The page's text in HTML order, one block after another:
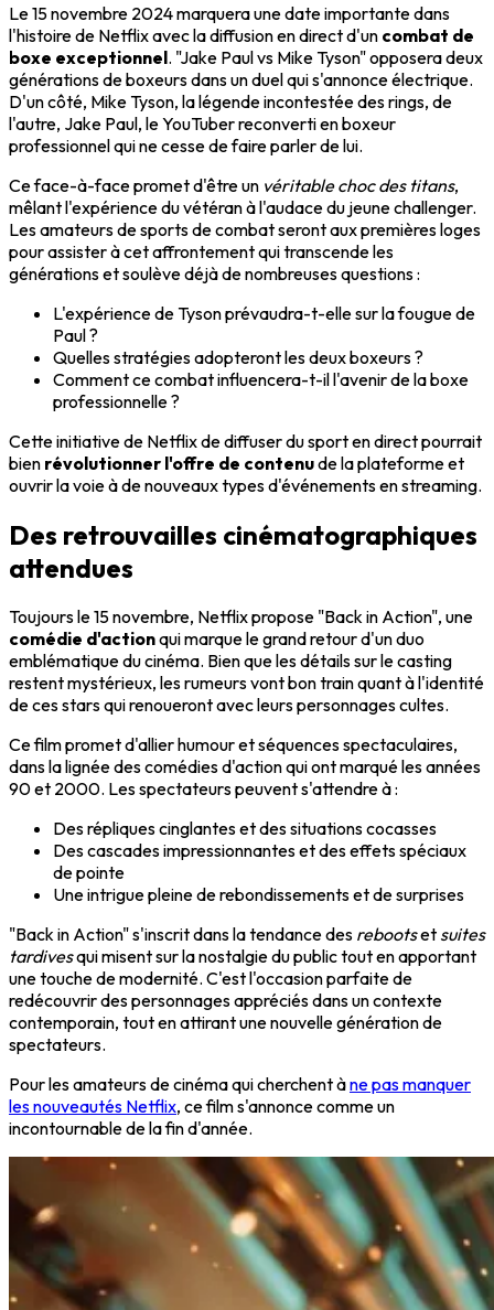
Le 15 novembre 2024 marquera une date importante dans
l'histoire de Netflix avec la diffusion en direct d'un combat de
boxe exceptionnel. "Jake Paul vs Mike Tyson" opposera deux
générations de boxeurs dans un duel qui s'annonce électrique.
D'un côté, Mike Tyson, la légende incontestée des rings, de
l'autre, Jake Paul, le YouTuber reconverti en boxeur
professionnel qui ne cesse de faire parler de lui.
Ce face-à-face promet d'être un véritable choc des titans,
mêlant l'expérience du vétéran à l'audace du jeune challenger.
Les amateurs de sports de combat seront aux premières loges
pour assister à cet affrontement qui transcende les
générations et soulève déjà de nombreuses questions :
L'expérience de Tyson prévaudra-t-elle sur la fougue de
Paul ?
Quelles stratégies adopteront les deux boxeurs ?
Comment ce combat influencera-t-il l'avenir de la boxe
professionnelle ?
Cette initiative de Netflix de diffuser du sport en direct pourrait
bien révolutionner l'offre de contenude la plateforme et
ouvrir la voie à de nouveaux types d'événements en streaming.
Des retrouvailles cinématographiques
attendues
Toujours le 15 novembre, Netflix propose "Back in Action", une
comédie d'actionqui marque le grand retour d'un duo
emblématique du cinéma. Bien que les détails sur le casting
restent mystérieux, les rumeurs vont bon train quant à l'identité
de ces stars qui renoueront avec leurs personnages cultes.
Ce film promet d'allier humour et séquences spectaculaires,
dans la lignée des comédies d'action qui ont marqué les années
90 et 2000. Les spectateurs peuvent s'attendre à :
Des répliques cinglantes et des situations cocasses
Des cascades impressionnantes et des effets spéciaux
de pointe
Une intrigue pleine de rebondissements et de surprises
"Back in Action" s'inscrit dans la tendance des rebootset suites
tardivesqui misent sur la nostalgie du public tout en apportant
une touche de modernité. C'est l'occasion parfaite de
redécouvrir des personnages appréciés dans un contexte
contemporain, tout en attirant une nouvelle génération de
spectateurs.
Pour les amateurs de cinéma qui cherchent àne pas manquer
les nouveautés Netflix, ce film s'annonce comme un
incontournable de la fin d'année.